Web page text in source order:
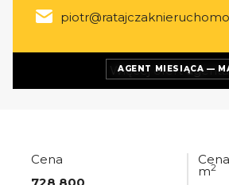
AGENT MIESIĄCA —
Więcej ofertagenta
Cena
m2